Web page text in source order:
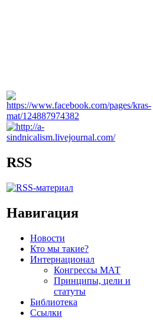
RSS
Навигация
Новости
Кто мы такие?
Интернационал
Конгрессы МАТ
Принципы, цели и
статуты
Библиотека
Ссылки